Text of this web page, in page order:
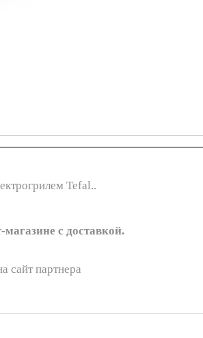
Tefal..
с доставкой.
сайт партнера